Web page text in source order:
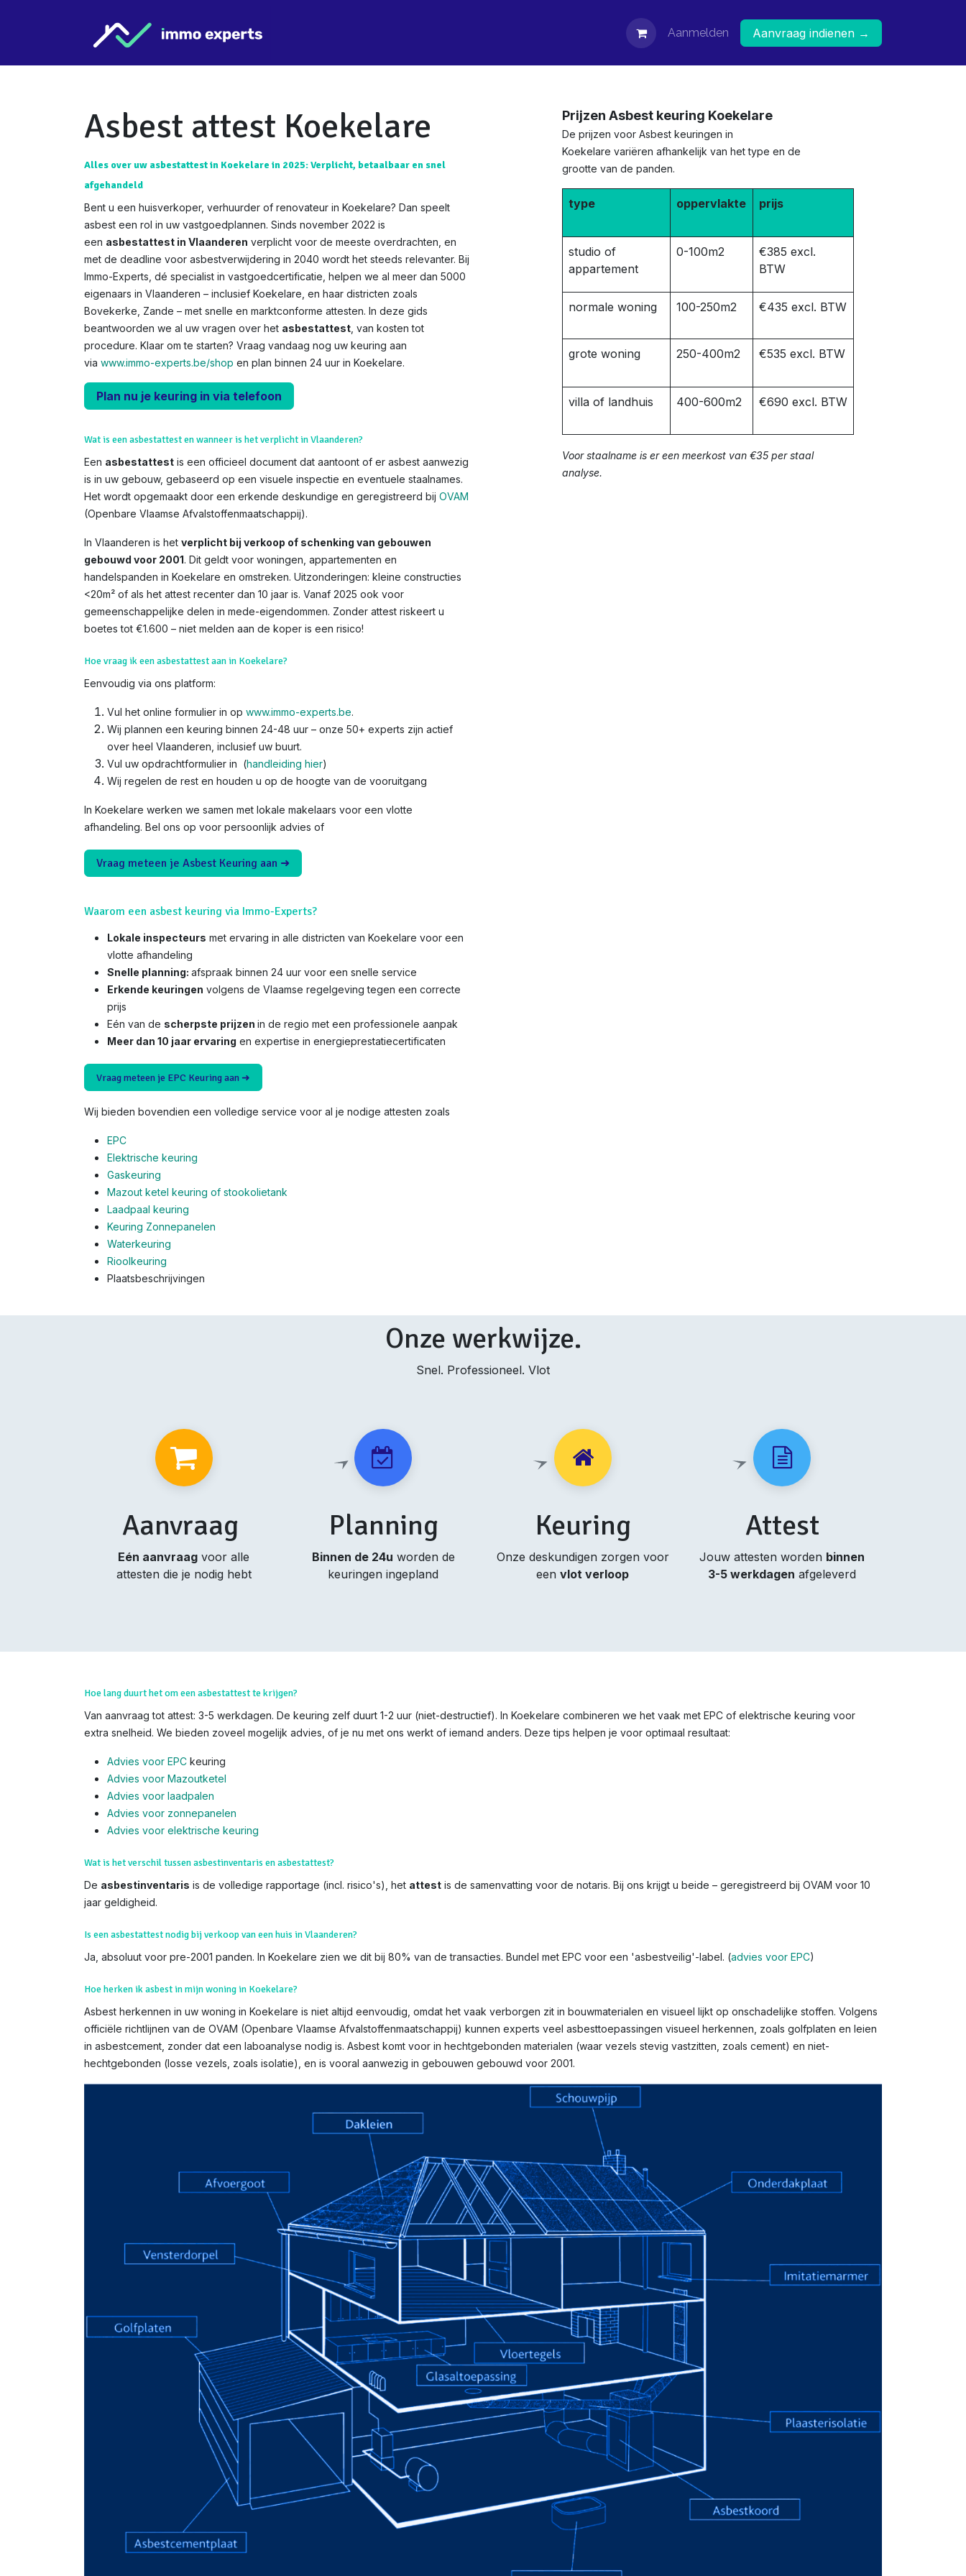
Contact Aanmelden Aanvraag indienen →
Asbest attest Koekelare
Alles over uw asbestattest in Koekelare in 2025: Verplicht, betaalbaar en snel
afgehandeld
Bent u een huisverkoper, verhuurder of renovateur in Koekelare? Dan speelt
asbest een rol in uw vastgoedplannen. Sinds november 2022 is
een asbestattest in Vlaanderen verplicht voor de meeste overdrachten, en
met de deadline voor asbestverwijdering in 2040 wordt het steeds relevanter. Bij
Immo-Experts, dé specialist in vastgoedcertificatie, helpen we al meer dan 5000
eigenaars in Vlaanderen – inclusief Koekelare, en haar districten zoals
Bovekerke, Zande – met snelle en marktconforme attesten. In deze gids
beantwoorden we al uw vragen over het asbestattest , van kosten tot
procedure. Klaar om te starten? Vraag vandaag nog uw keuring aan
via www.immo-experts.be/shop en plan binnen 24 uur in Koekelare.
Plan nu je keuring in via telefoon
Wat is een asbestattest en wanneer is het verplicht in Vlaanderen?
Een asbestattest is een officieel document dat aantoont of er asbest aanwezig
is in uw gebouw, gebaseerd op een visuele inspectie en eventuele staalnames.
Het wordt opgemaakt door een erkende deskundige en geregistreerd bij OVAM
(Openbare Vlaamse Afvalstoffenmaatschappij).
In Vlaanderen is het verplicht bij verkoop of schenking van gebouwen
gebouwd voor 2001. Dit geldt voor woningen, appartementen en
handelspanden in Koekelare en omstreken. Uitzonderingen: kleine constructies
<20m² of als het attest recenter dan 10 jaar is. Vanaf 2025 ook voor
gemeenschappelijke delen in mede-eigendommen. Zonder attest riskeert u
boetes tot €1.600 – niet melden aan de koper is een risico!​
Hoe vraag ik een asbestattest aan in Koekelare?
Eenvoudig via ons platform:
Vul het online formulier in op www.immo-experts.be.
Wij plannen een keuring binnen 24-48 uur – onze 50+ experts zijn actief
over heel Vlaanderen, inclusief uw buurt.
Vul uw opdrachtformulier in (handleiding hier)
Wij regelen de rest en houden u op de hoogte van de vooruitgang
In Koekelare werken we samen met lokale makelaars voor een vlotte
afhandeling. Bel ons op voor persoonlijk advies of
Vraag meteen je Asbest Keuring aan ➜
Waarom een asbest keuring via Immo-Experts?
Lokale inspecteurs met ervaring in alle districten van Koekelare voor een
vlotte afhandeling
Snelle planning: afspraak binnen 24 uur voor een snelle service
Erkende keuringen volgens de Vlaamse regelgeving tegen een correcte
prijs
Eén van de scherpste prijzen in de regio met een professionele aanpak
Meer dan 10 jaar ervaring en expertise in energieprestatiecertificaten
Vraag meteen je EPC Keuring aan ➜
Wij bieden bovendien een volledige service voor al je nodige attesten zoals
EPC
Elektrische keuring
Gaskeuring
Mazout ketel keuring of stookolietank
Laadpaal keuring
Keuring Zonnepanelen
Waterkeuring
Rioolkeuring
Plaatsbeschrijvingen
Prijzen Asbest keuring Koekelare
De prijzen voor Asbest keuringen in
Koekelare variëren afhankelijk van het type en de
grootte van de panden.
type oppervlakte prijs
studio of
appartement
0-100m2
€385 excl.
BTW
normale woning 100-250m2 €435 excl. BTW
grote woning 250-400m2 €535 excl. BTW
villa of landhuis 400-600m2 €690 excl. BTW
Voor staalname is er een meerkost van €35 per staal
analyse.
Onze werkwijze.
Snel. Professioneel. Vlot
Aanvraag
Eén aanvraag voor alle
attesten die je nodig hebt
Planning
Binnen de 24u worden de
keuringen ingepland
Keuring
Onze deskundigen zorgen voor
eenvlot verloop
Attest
Jouw attesten worden binnen
3-5 werkdagen afgeleverd
Hoe lang duurt het om een asbestattest te krijgen?
Van aanvraag tot attest: 3-5 werkdagen. De keuring zelf duurt 1-2 uur (niet-destructief). In Koekelare combineren we het vaak met EPC of elektrische keuring voor
extra snelheid. We bieden zoveel mogelijk advies, of je nu met ons werkt of iemand anders. Deze tips helpen je voor optimaal resultaat:
Advies voor EPC keuring
Advies voor Mazoutketel
Advies voor laadpalen
Advies voor zonnepanelen
Advies voor elektrische keuring
Wat is het verschil tussen asbestinventaris en asbestattest?
De asbestinventaris is de volledige rapportage (incl. risico's), het attest is de samenvatting voor de notaris. Bij ons krijgt u beide – geregistreerd bij OVAM voor 10
jaar geldigheid.
Is een asbestattest nodig bij verkoop van een huis in Vlaanderen?
Ja, absoluut voor pre-2001 panden. In Koekelare zien we dit bij 80% van de transacties. Bundel met EPC voor een 'asbestveilig'-label. (advies voor EPC)
Hoe herken ik asbest in mijn woning in Koekelare?
Asbest herkennen in uw woning in Koekelare is niet altijd eenvoudig, omdat het vaak verborgen zit in bouwmaterialen en visueel lijkt op onschadelijke stoffen. Volgens
officiële richtlijnen van de OVAM (Openbare Vlaamse Afvalstoffenmaatschappij) kunnen experts veel asbesttoepassingen visueel herkennen, zoals golfplaten en leien
in asbestcement, zonder dat een laboanalyse nodig is. Asbest komt voor in hechtgebonden materialen (waar vezels stevig vastzitten, zoals cement) en niet-
hechtgebonden (losse vezels, zoals isolatie), en is vooral aanwezig in gebouwen gebouwd voor 2001.